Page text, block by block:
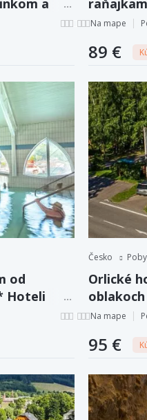
a
Na mape
89 €
od
Hoteli
Česko
Orlické
Na mape
95 €